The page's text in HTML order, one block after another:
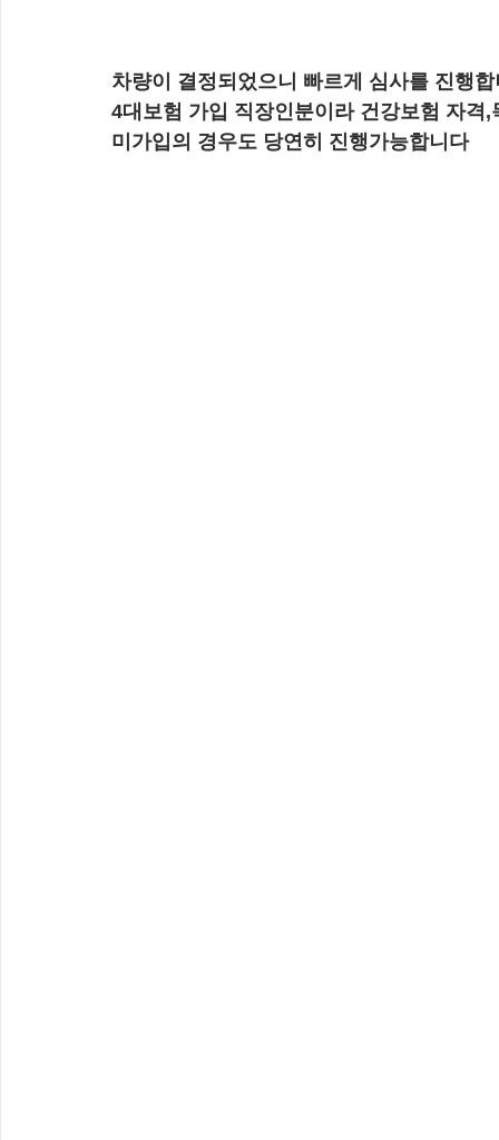
차량이 결정되었으니 빠르게 심사를 진행
4대보험 가입 직장인분이라 건강보험 자격
미가입의 경우도 당연히 진행가능합니다